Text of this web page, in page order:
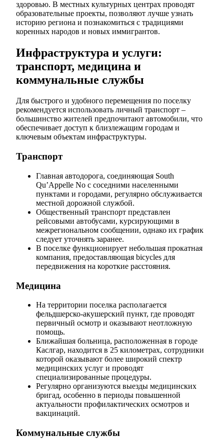
здоровью. В местных культурных центрах проводят
образовательные проекты, позволяют лучше узнать
историю региона и познакомиться с традициями
коренных народов и новых иммигрантов.
Инфраструктура и услуги:
транспорт, медицина и
коммунальные службы
Для быстрого и удобного перемещения по поселку
рекомендуется использовать личный транспорт –
большинство жителей предпочитают автомобили, что
обеспечивает доступ к близлежащим городам и
ключевым объектам инфраструктуры.
Транспорт
Главная автодорога, соединяющая South
Qu’Appelle No с соседними населенными
пунктами и городами, регулярно обслуживается
местной дорожной службой.
Общественный транспорт представлен
рейсовыми автобусами, курсирующими в
межрегиональном сообщении, однако их график
следует уточнять заранее.
В поселке функционирует небольшая прокатная
компания, предоставляющая bicycles для
передвижения на короткие расстояния.
Медицина
На территории поселка располагается
фельдшерско-акушерский пункт, где проводят
первичный осмотр и оказывают неотложную
помощь.
Ближайшая больница, расположенная в городе
Каслгар, находится в 25 километрах, сотрудники
которой оказывают более широкий спектр
медицинских услуг и проводят
специализированные процедуры.
Регулярно организуются выезды медицинских
бригад, особенно в периоды повышенной
актуальности профилактических осмотров и
вакцинаций.
Коммунальные службы